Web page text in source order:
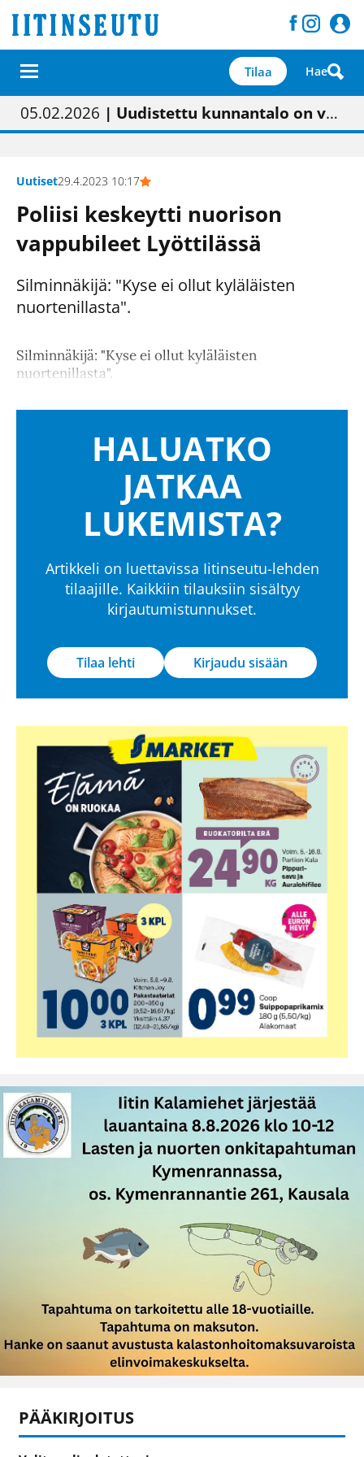
Tilaa Hae
01.02.2026 | Painon vaihtumisen pitäisi näkyä hieman parempana painojäljen laatuna lehdessä
05.02.2026 | Uudistettu kunnantalo on valoisa
23.04.2026 | “Olemme käynnistämässä uudelleen keskustavisiotyön”
09.05.2026| "Maalla on totuttu elämään omavaraisemmin kuin kaupungissa"
Uutiset29.4.2023 10:17
Poliisi keskeytti nuorison
vappubileet Lyöttilässä
Silminnäkijä: "Kyse ei ollut kyläläisten
nuortenillasta".
Silminnäkijä: "Kyse ei ollut kyläläisten
nuortenillasta".
HALUATKO
JATKAA
LUKEMISTA?
Artikkeli on luettavissa Iitinseutu-lehden
tilaajille. Kaikkiin tilauksiin sisältyy
kirjautumistunnukset.
Tilaa lehti Kirjaudu sisään
PÄÄKIRJOITUS